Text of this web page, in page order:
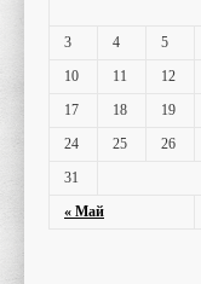
« Май
3
4 5
10
11 12
17
18 19
24
25 26
31